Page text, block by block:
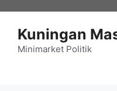
Kuningan
Minimarket Politik